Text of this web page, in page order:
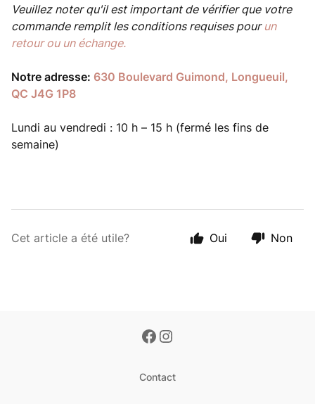
Veuillez noter qu'il est important de vérifier que votre
commande remplit les conditions requises pour un
retour ou un échange.
Notre adresse: 630 Boulevard Guimond, Longueuil,
QC J4G 1P8
Lundi au vendredi : 10 h – 15 h (fermé les fins de
semaine)
Cet article a été utile? Oui Non
Contact